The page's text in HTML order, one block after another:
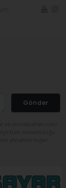
Gönder